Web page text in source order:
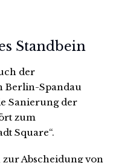
Standbein
der
Berlin-Spandau
Sanierung der
zum
Square“.
Abscheidung von